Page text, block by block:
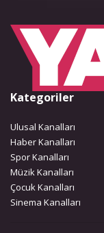
Kategoriler
Ulusal Kanalları
Haber Kanalları
Spor Kanalları
Müzik Kanalları
Çocuk Kanalları
Sinema Kanalları